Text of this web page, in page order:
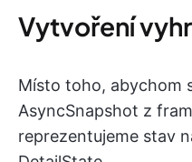
Vytvoření
Místo toho, abychom
AsyncSnapshot z
reprezentujeme stav